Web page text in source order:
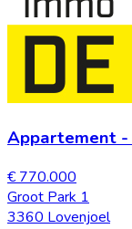
Appartement -
€ 770.000
Groot Park 1
3360 Lovenjoel